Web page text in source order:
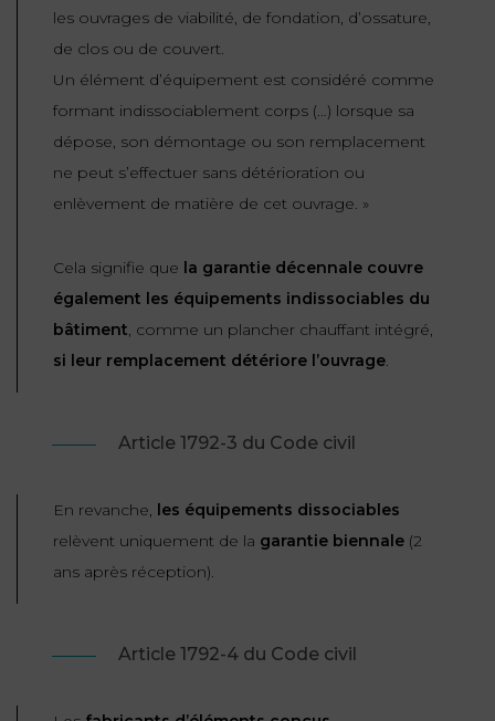
les ouvrages de viabilité, de fondation, d’ossature,
de clos ou de couvert.
Un élément d’équipement est considéré comme
formant indissociablement corps (…) lorsque sa
dépose, son démontage ou son remplacement
ne peut s’effectuer sans détérioration ou
enlèvement de matière de cet ouvrage. »
Cela signifie que la garantie décennale couvre
également les équipements indissociables du
bâtiment, comme un plancher chauffant intégré,
si leur remplacement détériore l’ouvrage.
Article 1792-3 du Code civil
En revanche, les équipements dissociables
relèvent uniquement de la garantie biennale (2
ans après réception).
Article 1792-4 du Code civil